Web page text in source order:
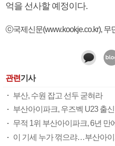
억을 선사할 예정이다.
ⓒ국제신문(www.kookje.co.kr), 무
관련기사
부산, 수원 잡고 선두 굳혀라
부산아이파크, 우즈벡 U23 출
무적 1위 부산아이파크, 6년 만
이 기세 누가 꺾으랴…부산아이